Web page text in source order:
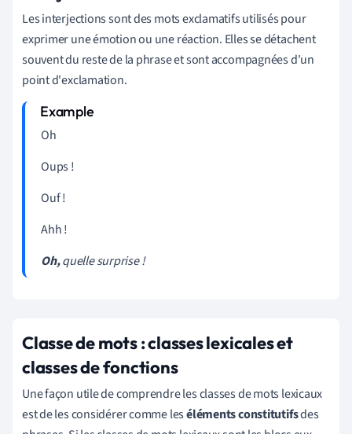
Les interjections sont des mots exclamatifs utilisés pour
exprimer une émotion ou une réaction. Elles se détachent
souvent du reste de la phrase et sont accompagnées d'un
point d'exclamation.
Oh
Oups !
Ouf !
Ahh !
Oh,quelle surprise !
Classe de mots : classes lexicales et
classes de fonctions
Une façon utile de comprendre les classes de mots lexicaux
est de les considérer comme leséléments constitutifsdes